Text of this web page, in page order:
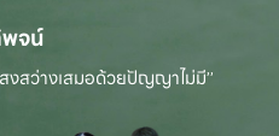
จน์
สว่างเสมอด้วยปัญญาไม่มี”